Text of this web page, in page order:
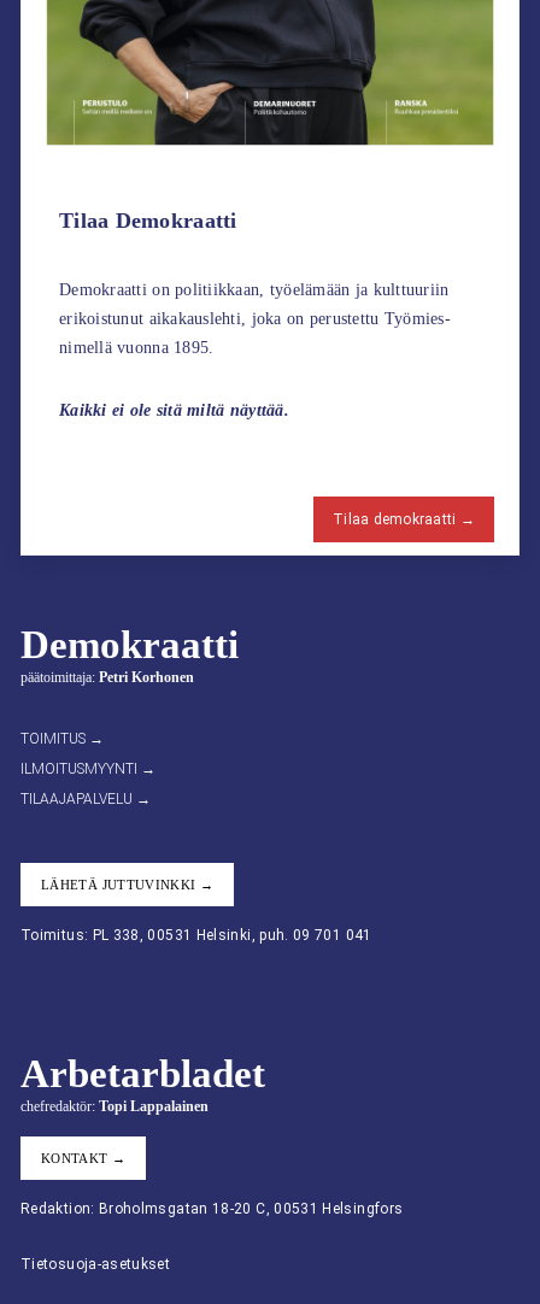
Demokraatti
päätoimittaja: Petri Korhonen
TOIMITUS →
ILMOITUSMYYNTI →
TILAAJAPALVELU →
LÄHETÄ JUTTUVINKKI →
Toimitus: PL 338, 00531 Helsinki, puh. 09 701 041
Arbetarbladet
chefredaktör: Topi Lappalainen
KONTAKT →
Redaktion: Broholmsgatan 18-20 C, 00531 Helsingfors
Tietosuoja-asetukset
Tilaa Demokraatti
Demokraatti on politiikkaan, työelämään ja kulttuuriin
erikoistunut aikakauslehti, joka on perustettu Työmies-
nimellä vuonna 1895.
Kaikki ei ole sitä miltä näyttää.
Tilaa demokraatti →